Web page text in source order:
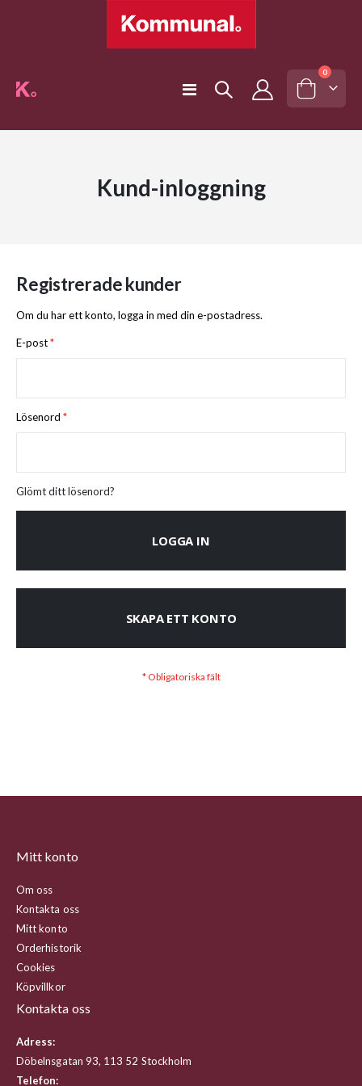
Växla
Cart
0artiklar
Kund-inloggning
Registrerade kunder
Om du har ett konto, logga in med din e-postadress.
E-post
Lösenord
Glömt ditt lösenord?
LOGGA IN
SKAPA ETT KONTO
Mitt konto
Om oss
Kontakta oss
Mitt konto
Orderhistorik
Cookies
Köpvillkor
Kontakta oss
Adress:
Döbelnsgatan 93, 113 52 Stockholm
Telefon: